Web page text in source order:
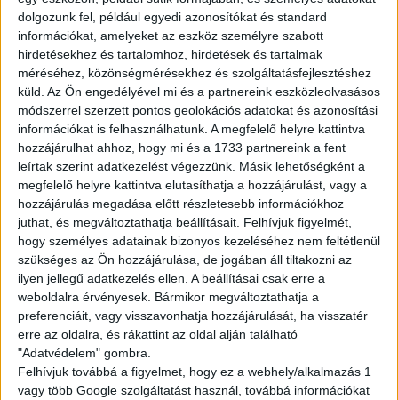
dolgozunk fel, például egyedi azonosítókat és standard
információkat, amelyeket az eszköz személyre szabott
hirdetésekhez és tartalomhoz, hirdetések és tartalmak
méréséhez, közönségmérésekhez és szolgáltatásfejlesztéshez
küld. Az Ön engedélyével mi és a partnereink eszközleolvasásos
módszerrel szerzett pontos geolokációs adatokat és azonosítási
információkat is felhasználhatunk. A megfelelő helyre kattintva
hozzájárulhat ahhoz, hogy mi és a 1733 partnereink a fent
leírtak szerint adatkezelést végezzünk. Másik lehetőségként a
megfelelő helyre kattintva elutasíthatja a hozzájárulást, vagy a
hozzájárulás megadása előtt részletesebb információkhoz
juthat, és megváltoztathatja beállításait. Felhívjuk figyelmét,
hogy személyes adatainak bizonyos kezeléséhez nem feltétlenül
szükséges az Ön hozzájárulása, de jogában áll tiltakozni az
ilyen jellegű adatkezelés ellen. A beállításai csak erre a
weboldalra érvényesek. Bármikor megváltoztathatja a
preferenciáit, vagy visszavonhatja hozzájárulását, ha visszatér
erre az oldalra, és rákattint az oldal alján található
"Adatvédelem" gombra.
Felhívjuk továbbá a figyelmet, hogy ez a webhely/alkalmazás 1
vagy több Google szolgáltatást használ, továbbá információkat
havi 150 óra felett: 40.000Ft
Amit kínálunk:
Rugalmas, sulihoz igazítható beosztás
Biztos, hosszútávú munkalehetőség
Barátságos, támogató csapat
Fejlődési és előrelépési lehetőség
Multi Job QuickPayen keresztül tudsz kérni fizetési előleget
25%-os kedvezménykártya jár mindenkinek a Starbucks, KFC
és Pizza Hut éttermeknél
Ha itt dolgozol, sosem maradsz éhesen!
A munka mellett a szórakozás is fontos! Folyamatos tréningeken
és csapatépítőkön vehetsz részt.
JELENTKEZÉS